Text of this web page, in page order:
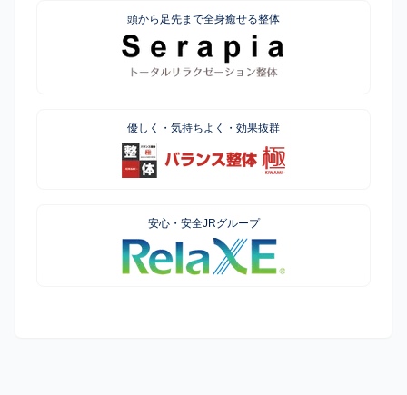
頭から足先まで全身癒せる整体
優しく・気持ちよく・効果抜群
安心・安全JRグループ